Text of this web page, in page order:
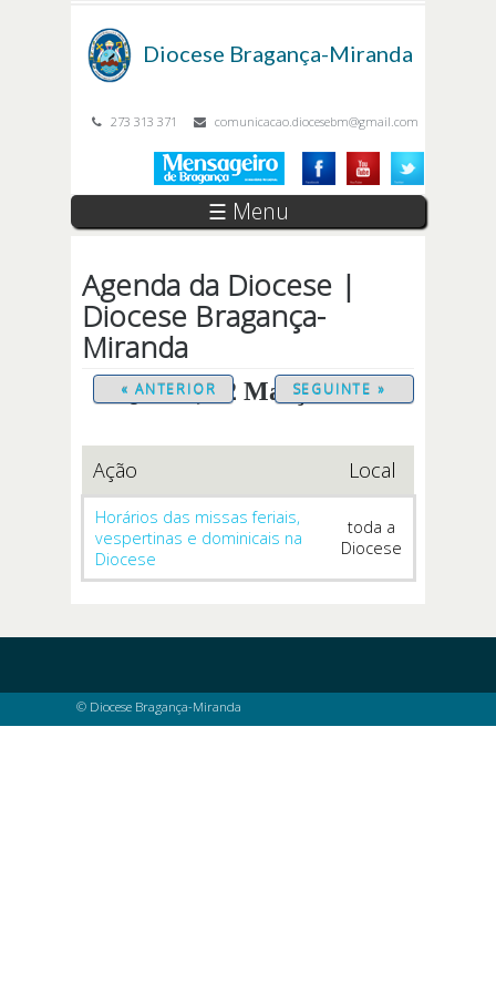
Diocese Bragança-Miranda
273 313 371 comunicacao.diocesebm@gmail.com
☰ Menu
Agenda da Diocese |
Diocese Bragança-
Miranda
Quinta, 12 Março 2026
« ANTERIOR SEGUINTE »
Ação Local
Horários das missas feriais,
vespertinas e dominicais na
Diocese
toda a
Diocese
© Diocese Bragança-Miranda